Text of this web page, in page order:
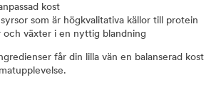
kost
som är högkvalitativa källor till protein
och växter i en nyttig blandning
får din lilla vän en balanserad kost